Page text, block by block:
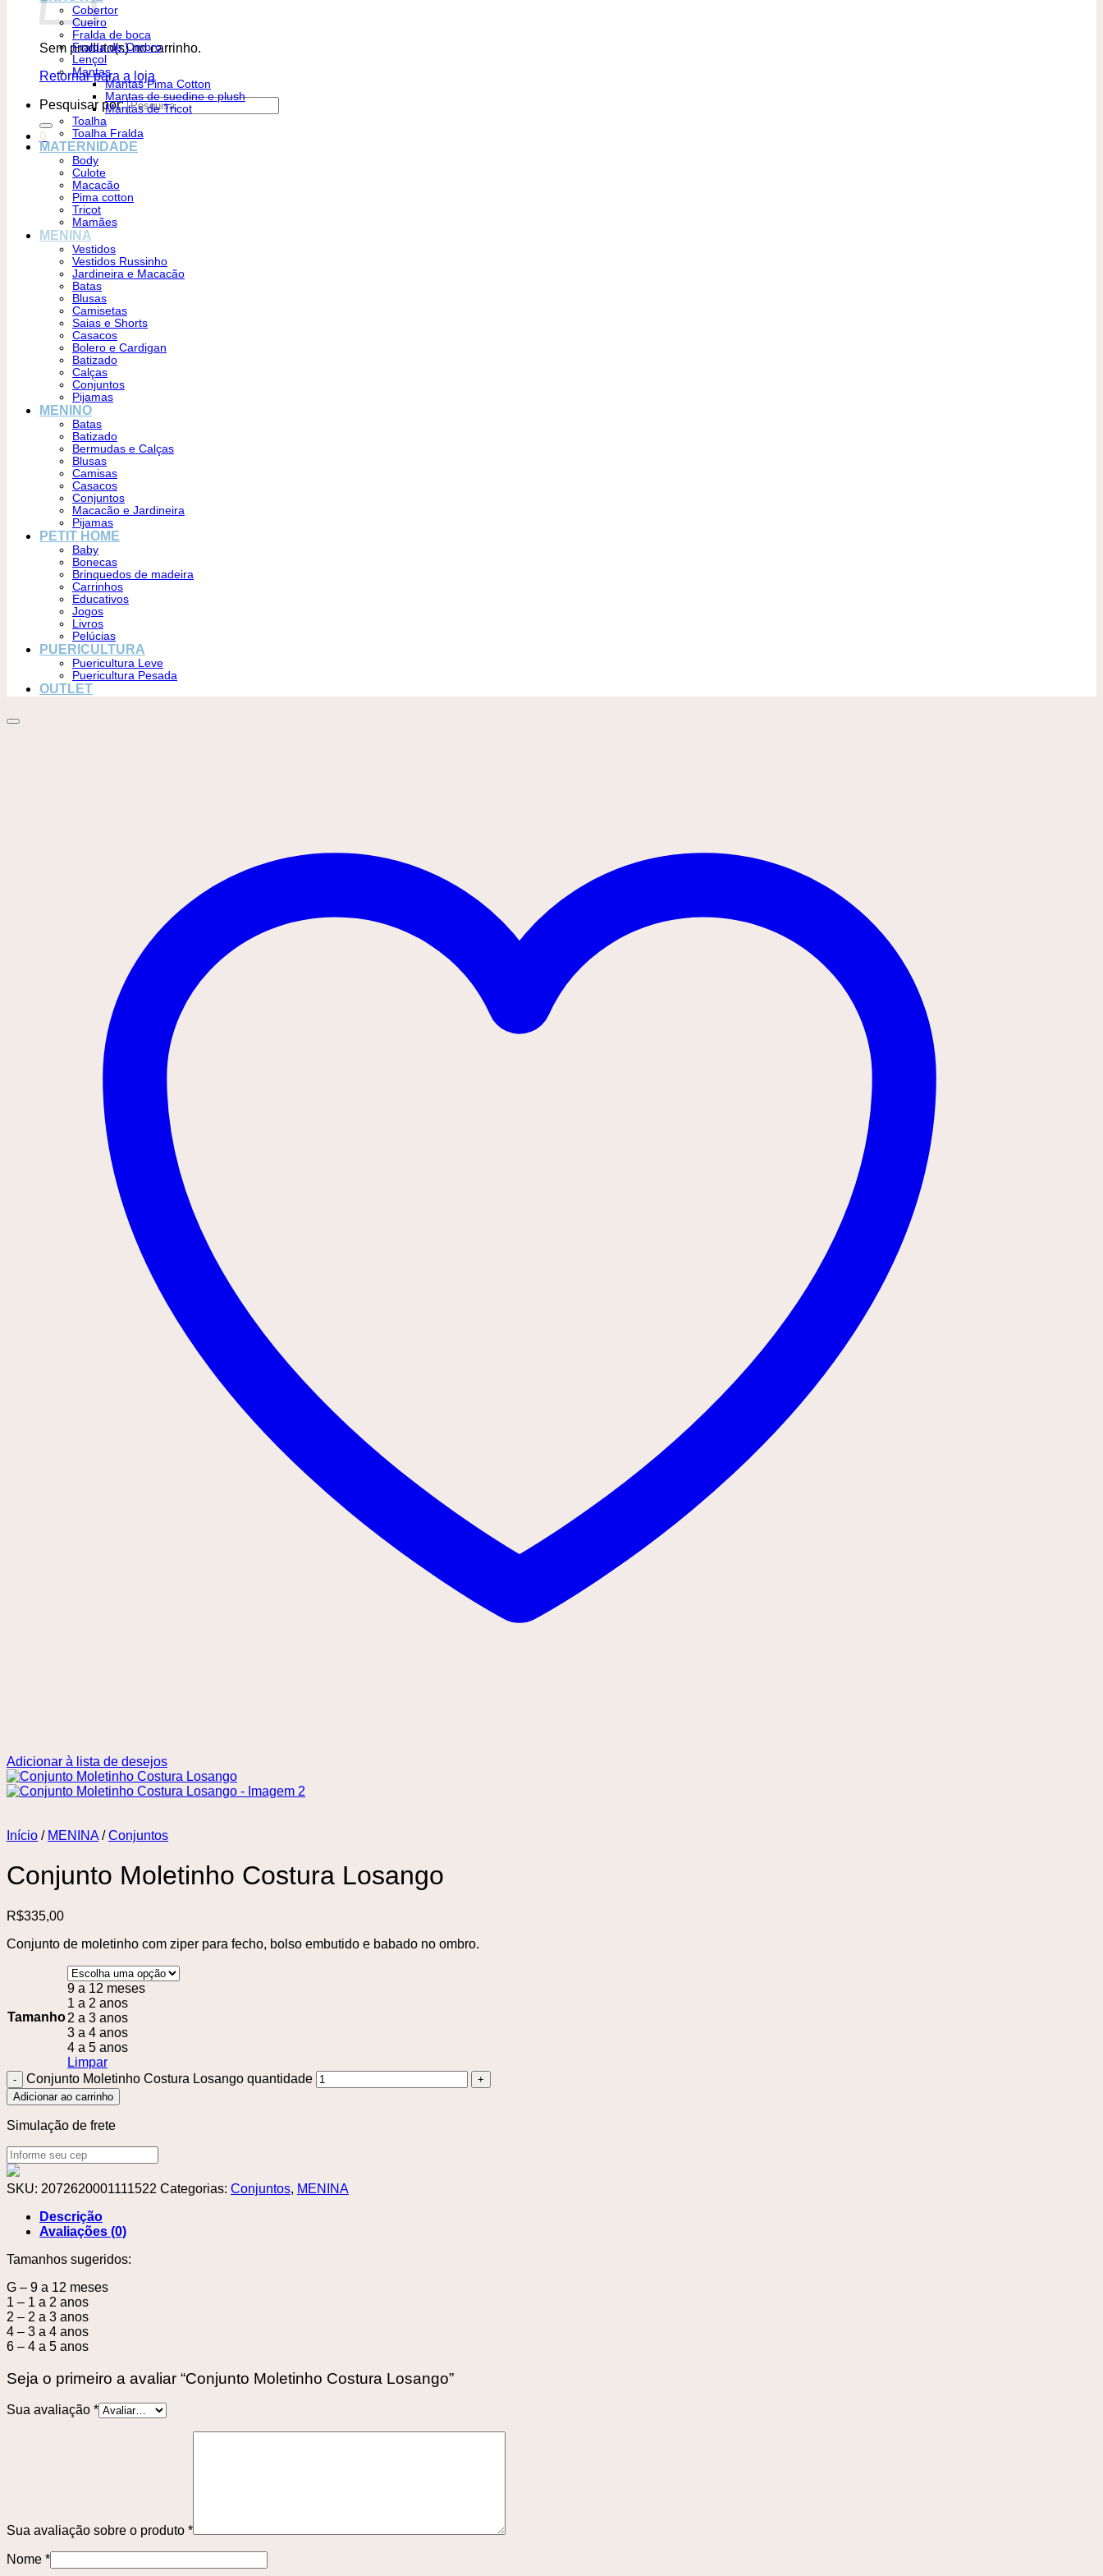
Sem produto(s) no carrinho.
Retornar para a loja
Pesquisar por:
Cobertor
Cueiro
Fralda de boca
Fralda de Ombro
Lençol
Mantas
Mantas Pima Cotton
Mantas de suedine e plush
Mantas de Tricot
Toalha
Toalha Fralda
MATERNIDADE
Body
Culote
Macacão
Pima cotton
Tricot
Mamães
MENINA
Vestidos
Vestidos Russinho
Jardineira e Macacão
Batas
Blusas
Camisetas
Saias e Shorts
Casacos
Bolero e Cardigan
Batizado
Calças
Conjuntos
Pijamas
MENINO
Batas
Batizado
Bermudas e Calças
Blusas
Camisas
Casacos
Conjuntos
Macacão e Jardineira
Pijamas
PETIT HOME
Baby
Bonecas
Brinquedos de madeira
Carrinhos
Educativos
Jogos
Livros
Pelúcias
PUERICULTURA
Puericultura Leve
Puericultura Pesada
OUTLET
Adicionar à lista de desejos
Início / MENINA / Conjuntos
Conjunto Moletinho Costura Losango
R$335,00
Conjunto de moletinho com ziper para fecho, bolso embutido e babado no ombro.
Tamanho
9 a 12 meses
1 a 2 anos
2 a 3 anos
3 a 4 anos
4 a 5 anos
Limpar
Conjunto Moletinho Costura Losango quantidade
Adicionar ao carrinho
Simulação de frete
SKU: 2072620001111522 Categorias: Conjuntos, MENINA
Descrição
Avaliações (0)
Tamanhos sugeridos:
G – 9 a 12 meses
1 – 1 a 2 anos
2 – 2 a 3 anos
4 – 3 a 4 anos
6 – 4 a 5 anos
Seja o primeiro a avaliar “Conjunto Moletinho Costura Losango”
Sua avaliação *
Sua avaliação sobre o produto *
Nome *